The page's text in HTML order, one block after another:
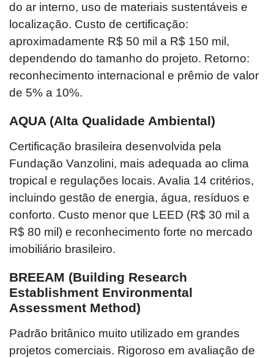
do ar interno, uso de materiais sustentáveis e
localização. Custo de certificação:
aproximadamente R$ 50 mil a R$ 150 mil,
dependendo do tamanho do projeto. Retorno:
reconhecimento internacional e prêmio de valor
de 5% a 10%.
AQUA (Alta Qualidade Ambiental)
Certificação brasileira desenvolvida pela
Fundação Vanzolini, mais adequada ao clima
tropical e regulações locais. Avalia 14 critérios,
incluindo gestão de energia, água, resíduos e
conforto. Custo menor que LEED (R$ 30 mil a
R$ 80 mil) e reconhecimento forte no mercado
imobiliário brasileiro.
BREEAM (Building Research
Establishment Environmental
Assessment Method)
Padrão britânico muito utilizado em grandes
projetos comerciais. Rigoroso em avaliação de